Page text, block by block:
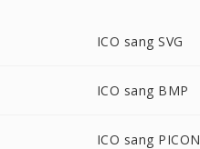
ICO sang SVG
ICO sang BMP
ICO sang PICON